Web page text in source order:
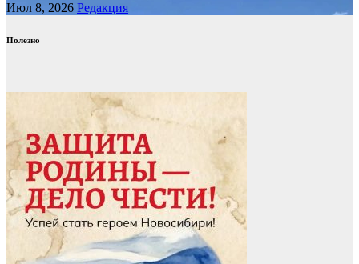
Июл 8, 2026 Редакция
Полезно